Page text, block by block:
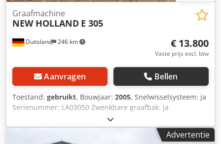
Duitsland 246 km
Graafmachine
NEW HOLLAND E 305
€ 13.800
Vaste prijs excl. btw
Aanvragen Bellen
Toestand: gebruikt, Bouwjaar: 2005, Snelwisselsysteem: ja
Serienummer: LA03050 Zwenkbare graafbak: ja
Dieselmotor: ja Staat van de kettingen: 60% Cedpozn
Ainefx Ap Hjha Gewicht: 31600 kg Volledige
leidingwerkinstallatie
Advertentie